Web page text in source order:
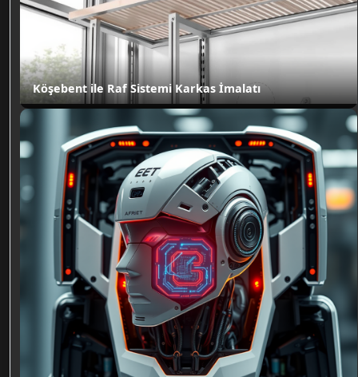
Köşebent ile Raf Sistemi Karkas İmalatı